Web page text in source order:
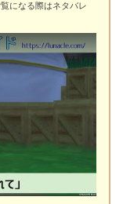
になる際はネタバレ